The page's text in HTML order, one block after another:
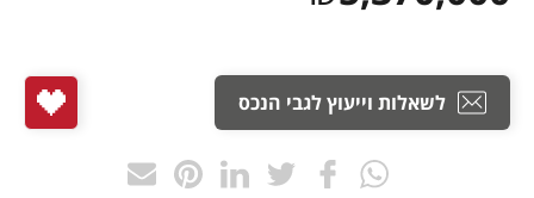
לשאלות וייעוץ לגבי הנכס